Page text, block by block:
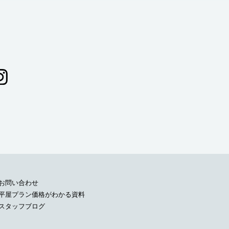
問い合わせ
屋プラン価格がわかる資料
スタッフブログ